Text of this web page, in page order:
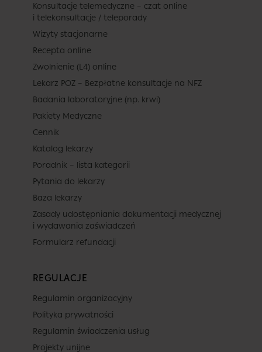
Konsultacje telemedyczne – czat online
i telekonsultacje / teleporady
Wizyty stacjonarne
Recepta online
Zwolnienie (L4) online
Lekarz POZ – Bezpłatne konsultacje na NFZ
Badania laboratoryjne (np. krwi)
Pakiety Medyczne
Cennik
Katalog lekarzy
Poradnik – lista kategorii
Pytania do lekarzy
Baza lekarzy
Zasady udostępniania dokumentacji medycznej
i wydawania zaświadczeń
Formularz refundacji
REGULACJE
Regulamin organizacyjny
Polityka prywatności
Regulamin świadczenia usług
Projekty unijne